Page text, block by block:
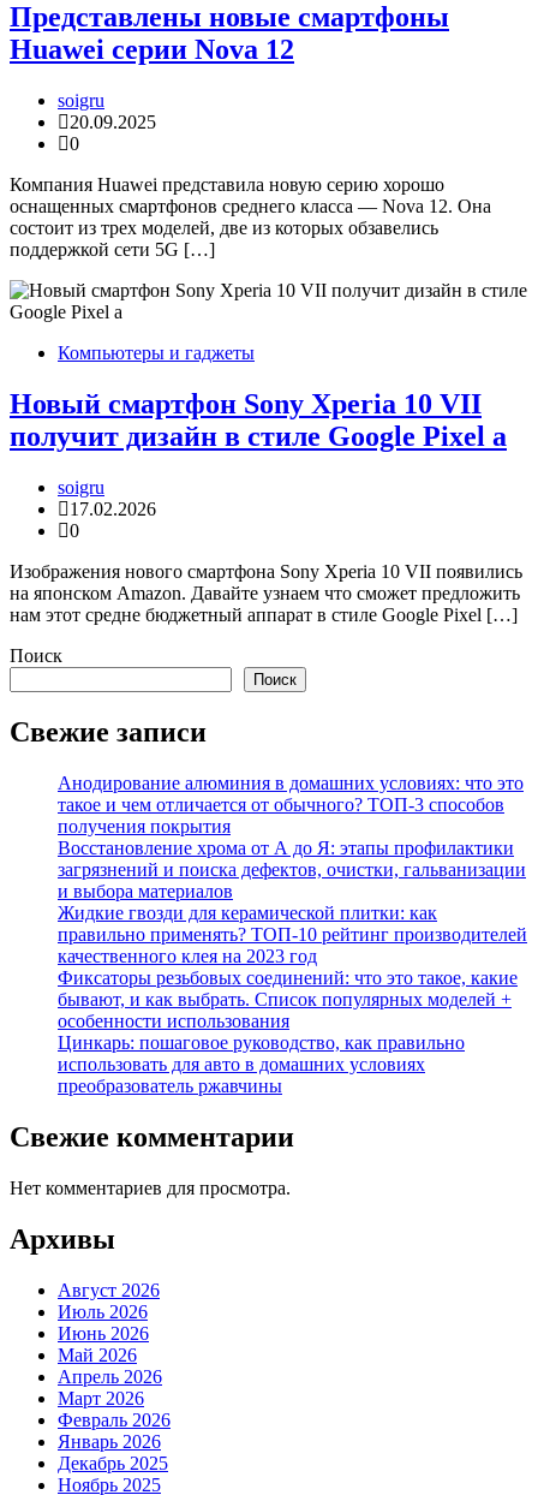
Представлены новые смартфоны
Huawei серии Nova 12
soigru
20.09.2025
0
Компания Huawei представила новую серию хорошо
оснащенных смартфонов среднего класса — Nova 12. Она
состоит из трех моделей, две из которых обзавелись
поддержкой сети 5G […]
Компьютеры и гаджеты
Новый смартфон Sony Xperia 10 VII
получит дизайн в стиле Google Pixel a
soigru
17.02.2026
0
Изображения нового смартфона Sony Xperia 10 VII появились
на японском Amazon. Давайте узнаем что сможет предложить
нам этот средне бюджетный аппарат в стиле Google Pixel […]
Поиск
Поиск
Свежие записи
Анодирование алюминия в домашних условиях: что это
такое и чем отличается от обычного? ТОП-3 способов
получения покрытия
Восстановление хрома от А до Я: этапы профилактики
загрязнений и поиска дефектов, очистки, гальванизации
и выбора материалов
Жидкие гвозди для керамической плитки: как
правильно применять? ТОП-10 рейтинг производителей
качественного клея на 2023 год
Фиксаторы резьбовых соединений: что это такое, какие
бывают, и как выбрать. Список популярных моделей +
особенности использования
Цинкарь: пошаговое руководство, как правильно
использовать для авто в домашних условиях
преобразователь ржавчины
Свежие комментарии
Нет комментариев для просмотра.
Архивы
Август 2026
Июль 2026
Июнь 2026
Май 2026
Апрель 2026
Март 2026
Февраль 2026
Январь 2026
Декабрь 2025
Ноябрь 2025